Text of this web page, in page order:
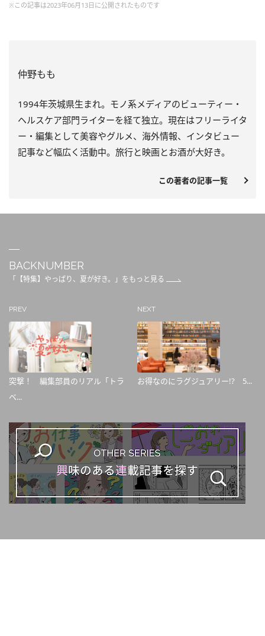
※この記事は2023年06月13日に公開されたものです
仲野もも
1994年茨城県生まれ。モノ系メディアのビューティー・
ヘルスケア部門ライターを経て独立。現在はフリーライタ
ー・編集として美容やグルメ、海外情報、インタビュー
記事など幅広く活動中。旅行と映画とお酒が大好き。
この著者の記事一覧
BACKNUMBER
「【特集】やっぱり、夏が好き。」をもっと見る
PREV
突撃！ 編集部員のリアル「トラ
ベ...
NEXT
お得なのにラグジュアリー!? 5...